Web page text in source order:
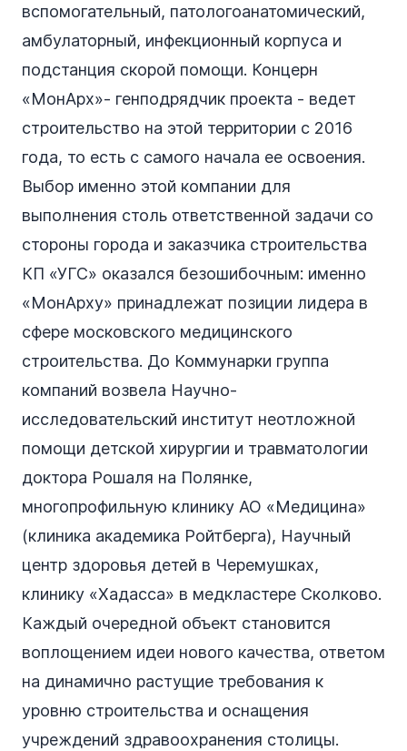
вспомогательный, патологоанатомический,
амбулаторный, инфекционный корпуса и
подстанция скорой помощи. Концерн
«МонАрх»- генподрядчик проекта - ведет
строительство на этой территории с 2016
года, то есть с самого начала ее освоения.
Выбор именно этой компании для
выполнения столь ответственной задачи со
стороны города и заказчика строительства
КП «УГС» оказался безошибочным: именно
«МонАрху» принадлежат позиции лидера в
сфере московского медицинского
строительства. До Коммунарки группа
компаний возвела Научно-
исследовательский институт неотложной
помощи детской хирургии и травматологии
доктора Рошаля на Полянке,
многопрофильную клинику АО «Медицина»
(клиника академика Ройтберга), Научный
центр здоровья детей в Черемушках,
клинику «Хадасса» в медкластере Сколково.
Каждый очередной объект становится
воплощением идеи нового качества, ответом
на динамично растущие требования к
уровню строительства и оснащения
учреждений здравоохранения столицы.